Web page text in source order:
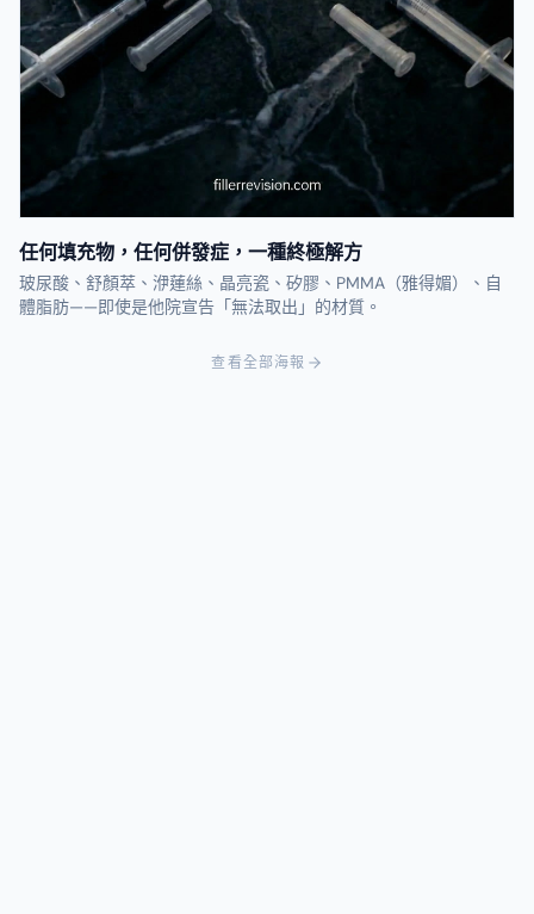
任何填充物，任何併發症，一種終極解方
玻尿酸、舒顏萃、洢蓮絲、晶亮瓷、矽膠、PMMA（雅得媚）、自
體脂肪——即使是他院宣告「無法取出」的材質。
查看全部海報